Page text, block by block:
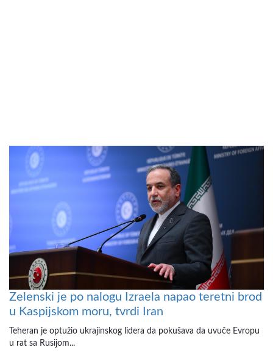
Zelenski je po nalogu Izraela napao teretni brod
u Kaspijskom moru, tvrdi Iran
Teheran je optužio ukrajinskog lidera da pokušava da uvuče Evropu
u rat sa Rusijom...